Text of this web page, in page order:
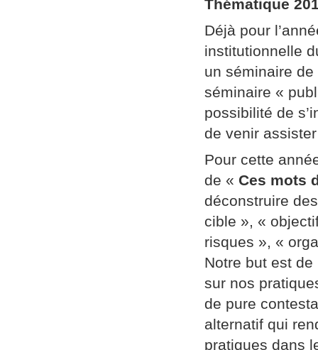
Thématique
Déjà pour
institutionnelle
un séminaire
séminaire «
possibilité de
de venir
Pour cette
de « Ces mots
déconstruire
cible », «
risques », «
Notre but est de
sur nos
de pure
alternatif qui
pratiques dans